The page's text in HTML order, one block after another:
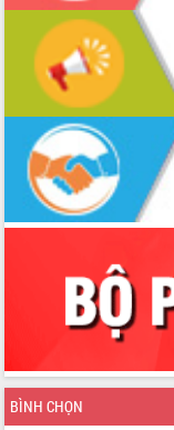
BÌNH CHỌN